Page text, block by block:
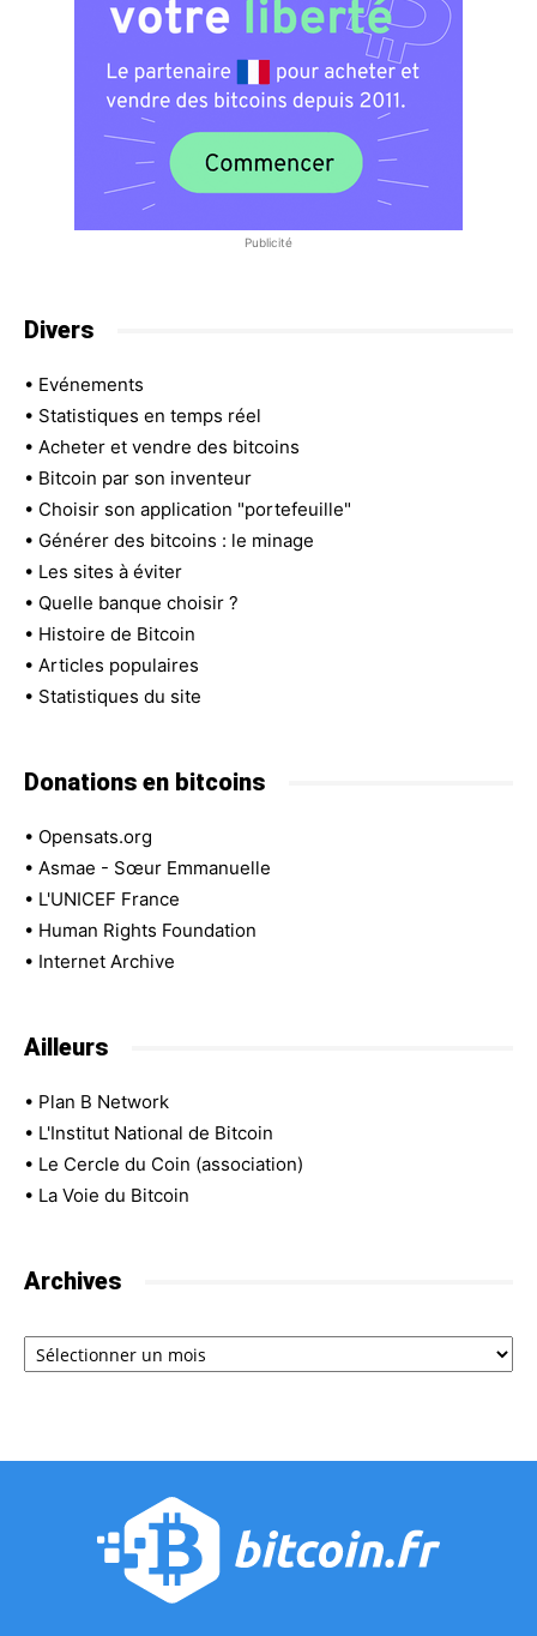
Publicité
Divers
• Evénements
• Statistiques en temps réel
• Acheter et vendre des bitcoins
• Bitcoin par son inventeur
• Choisir son application "portefeuille"
• Générer des bitcoins : le minage
• Les sites à éviter
• Quelle banque choisir ?
• Histoire de Bitcoin
• Articles populaires
• Statistiques du site
Donations en bitcoins
• Opensats.org
• Asmae - Sœur Emmanuelle
• L'UNICEF France
• Human Rights Foundation
• Internet Archive
Ailleurs
• Plan B Network
• L'Institut National de Bitcoin
• Le Cercle du Coin (association)
• La Voie du Bitcoin
Archives
Archives